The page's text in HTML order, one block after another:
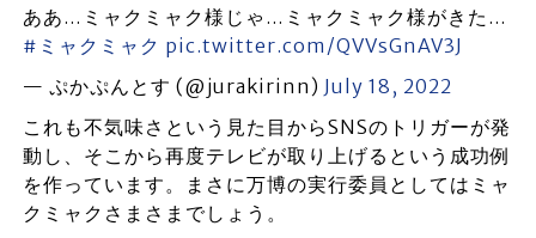
ああ…ミャクミャク様じゃ…ミャクミャク様がきた…
#ミャクミャク pic.twitter.com/QVVsGnAV3J
— ぷかぷんとす (@jurakirinn) July 18, 2022
これも不気味さという見た目からSNSのトリガーが発
動し、そこから再度テレビが取り上げるという成功例
を作っています。まさに万博の実行委員としてはミャ
クミャクさまさまでしょう。